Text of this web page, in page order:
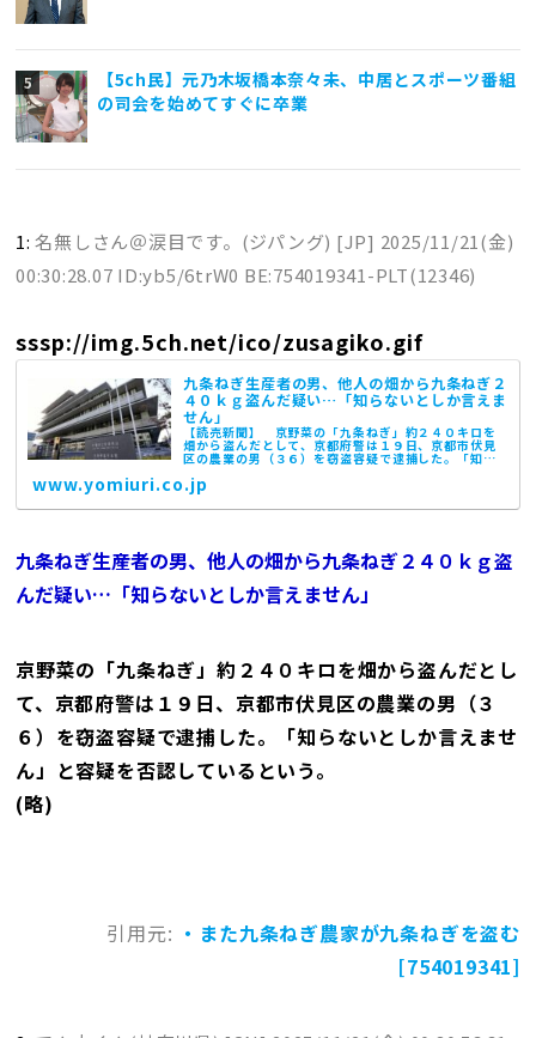
【5ch民】元乃木坂橋本奈々未、中居とスポーツ番組
の司会を始めてすぐに卒業
1:名無しさん＠涙目です。(ジパング) [JP] 2025/11/21(金)
00:30:28.07 ID:yb5/6trW0 BE:754019341-PLT(12346)
sssp://img.5ch.net/ico/zusagiko.gif
九条ねぎ生産者の男、他人の畑から九条ねぎ２
４０ｋｇ盗んだ疑い…「知らないとしか言えま
せん」
【読売新聞】 京野菜の「九条ねぎ」約２４０キロを
畑から盗んだとして、京都府警は１９日、京都市伏見
区の農業の男（３６）を窃盗容疑で逮捕した。「知ら
う。 発表では、男は８月１８日午前４時４５
www.yomiuri.co.jp
九条ねぎ生産者の男、他人の畑から九条ねぎ２４０ｋｇ盗
んだ疑い…「知らないとしか言えません」
京野菜の「九条ねぎ」約２４０キロを畑から盗んだとし
て、京都府警は１９日、京都市伏見区の農業の男（３
６）を窃盗容疑で逮捕した。「知らないとしか言えませ
ん」と容疑を否認しているという。
(略)
引用元: ・また九条ねぎ農家が九条ねぎを盗む
[754019341]